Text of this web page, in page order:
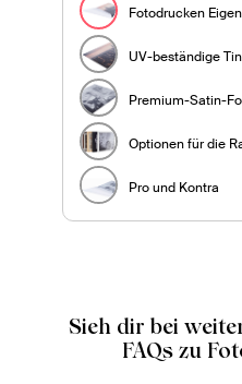
Fotodrucken
UV-beständige
Premium-Satin-
Optionen für die
Pro und Kontra
Sieh dir bei
FAQs zu